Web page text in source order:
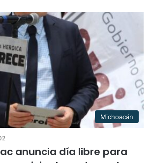
Michoacán
anuncia día libre para